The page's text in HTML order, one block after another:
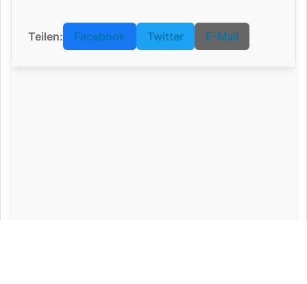
Teilen: Facebook Twitter E-Mail